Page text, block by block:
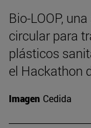
Bio-LOOP,
circular para
plásticos
el Hackathon
Imagen Cedida